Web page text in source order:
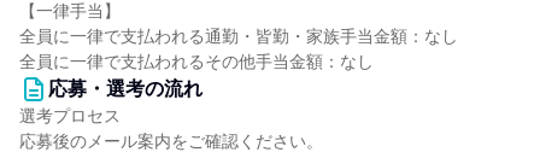
【一律手当】
全員に一律で支払われる通勤・皆勤・家族手当金額：なし
全員に一律で支払われるその他手当金額：なし
応募・選考の流れ
選考プロセス
応募後のメール案内をご確認ください。